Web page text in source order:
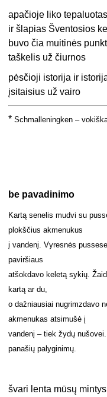
apačioje liko
ir šlapias Šventosios
buvo čia muitinės
taškelis už čiurnos
pėsčioji istorija ir
įsitaisius už vairo
*Schmalleningken –
be pavadinimo
Kartą senelis mudvi su
plokščius akmenukus
į vandenį. Vyresnės
paviršiaus
atšokdavo keletą sykių.
kartą ar du,
o dažniausiai nugrimzdavo
akmenukas atsimušė į
vandenį – tiek žydų
panašių palyginimų.
švari lenta mūsų